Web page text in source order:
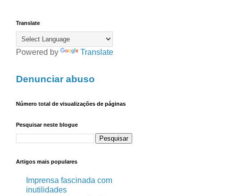
Translate
Powered by Translate
Denunciar abuso
Número total de visualizações de páginas
Pesquisar neste blogue
Artigos mais populares
Imprensa fascinada com
inutilidades